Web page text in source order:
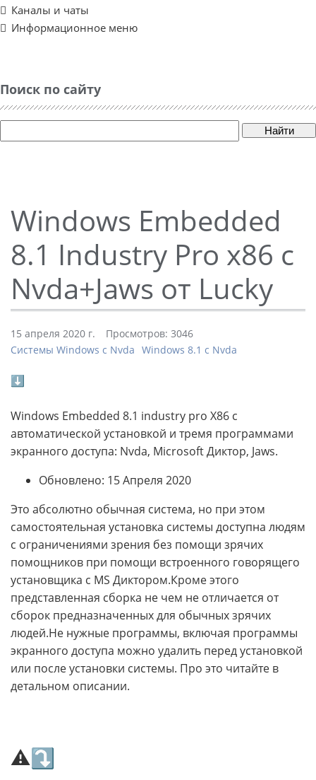
Каналы и чаты
Информационное меню
Поиск по сайту
Найти
Windows Embedded
8.1 Industry Pro x86 с
Nvda+Jaws от Lucky
15 апреля 2020 г.
Просмотров: 3046
Системы Windows с Nvda Windows 8.1 с Nvda
⬇
Windows Embedded 8.1 industry pro X86 с
автоматической установкой и тремя программами
экранного доступа: Nvda, Microsoft Диктор, Jaws.
Обновлено: 15 Апреля 2020
Это абсолютно обычная система, но при этом
самостоятельная установка системы доступна людям
с ограничениями зрения без помощи зрячих
помощников при помощи встроенного говорящего
установщика с MS Диктором.Кроме этого
представленная сборка не чем не отличается от
сборок предназначенных для обычных зрячих
людей.Не нужные программы, включая программы
экранного доступа можно удалить перед установкой
или после установки системы. Про это читайте в
детальном описании.
⚠⤵